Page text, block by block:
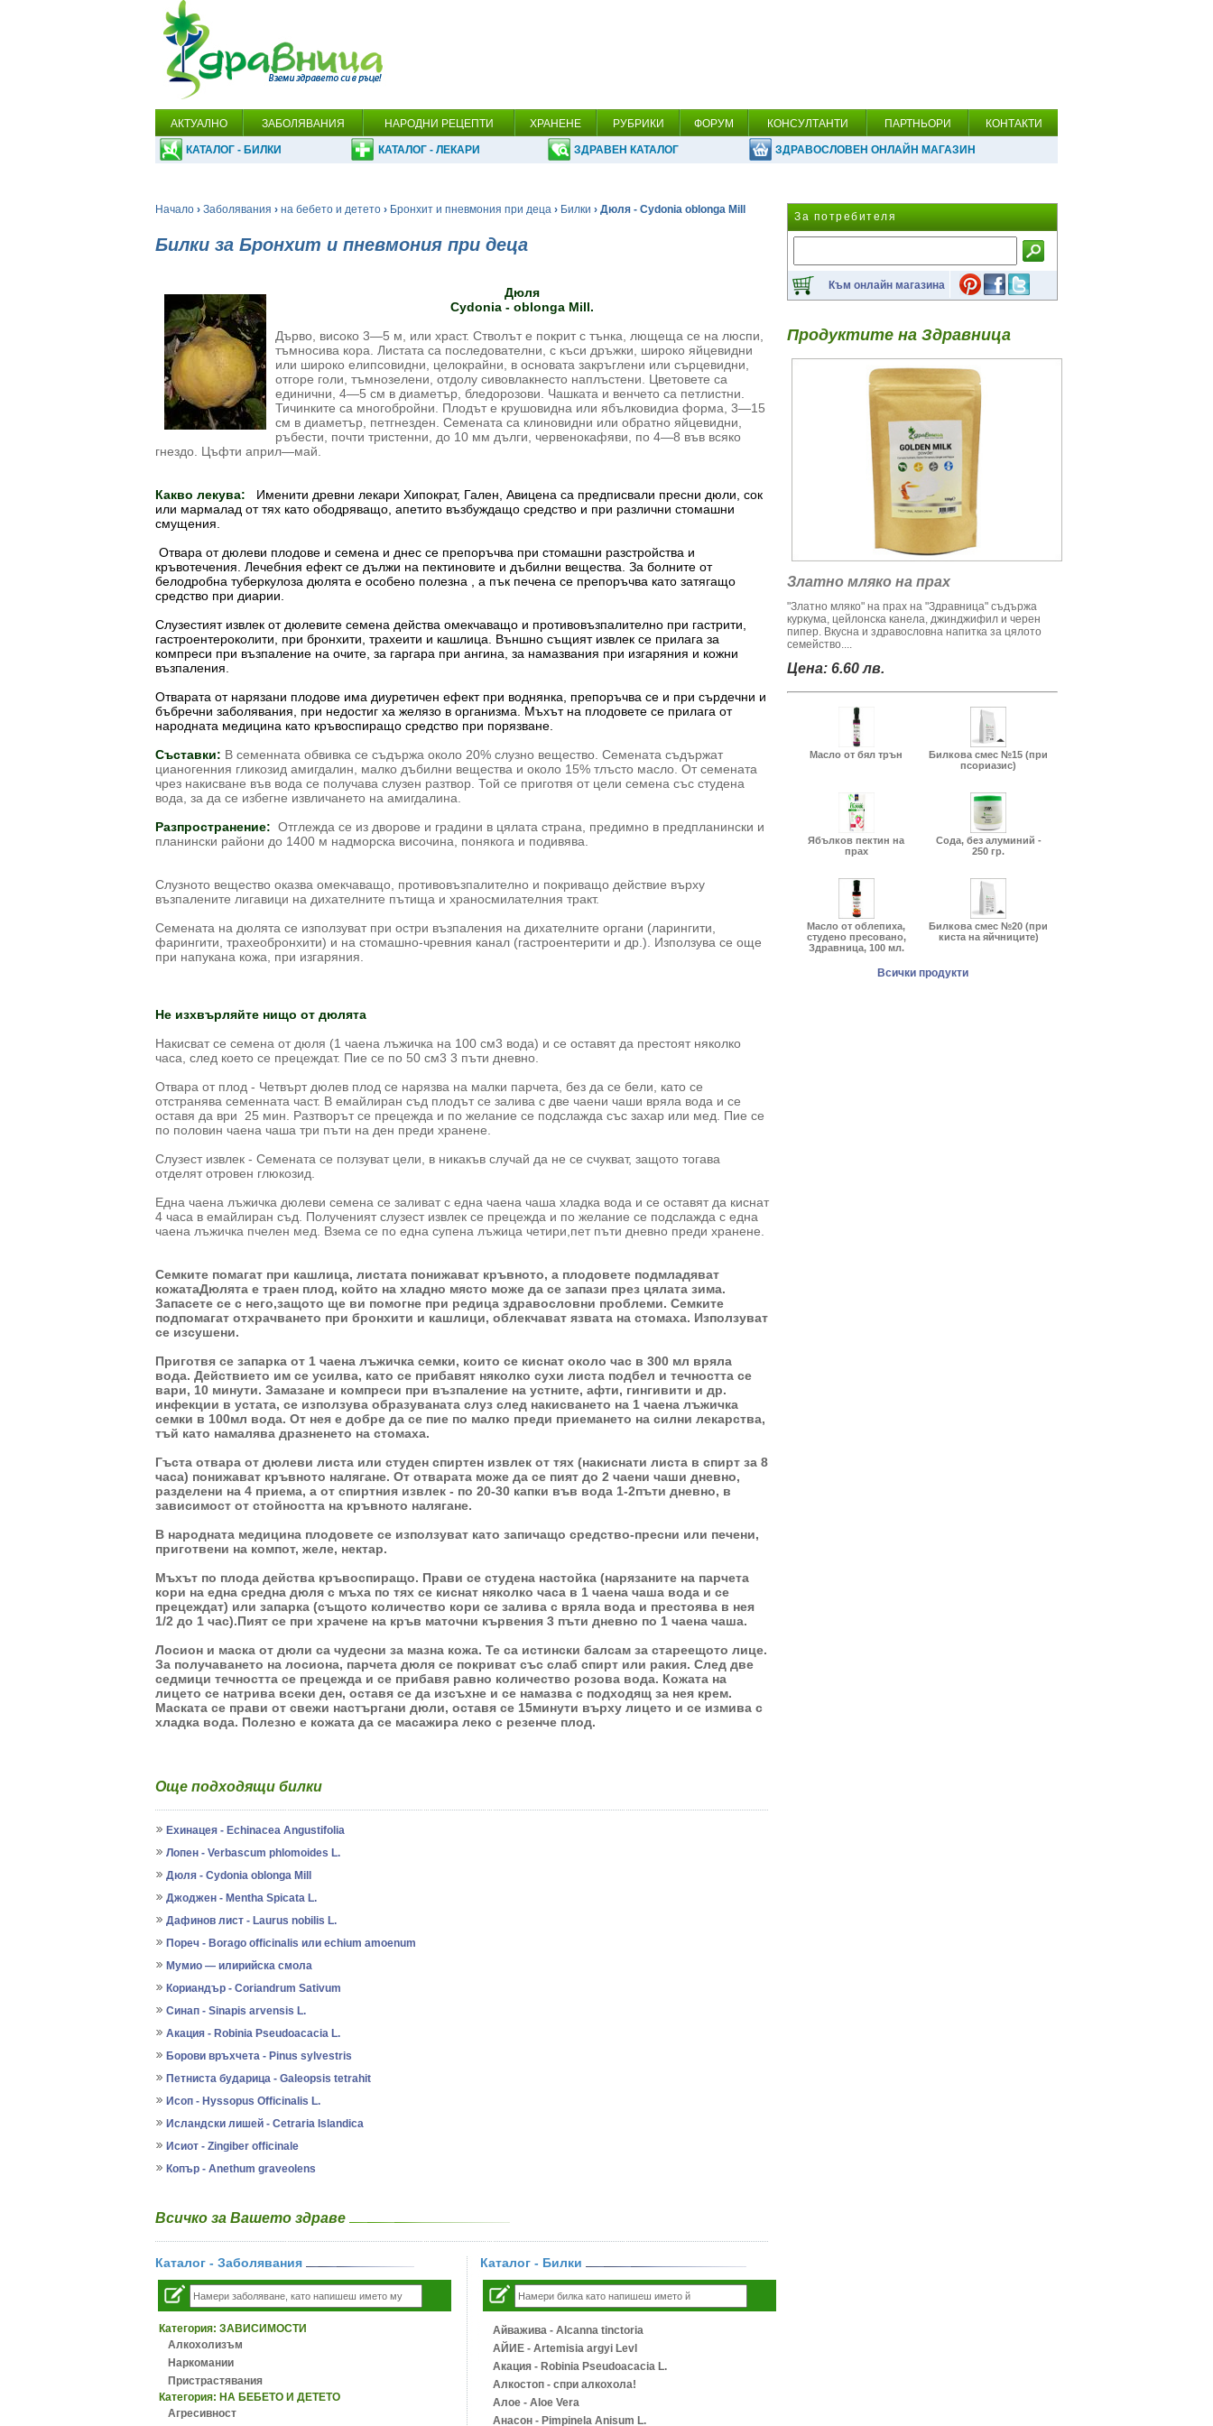
АКТУАЛНО ЗАБОЛЯВАНИЯ НАРОДНИ РЕЦЕПТИ ХРАНЕНЕ РУБРИКИ ФОРУМ КОНСУЛТАНТИ ПАРТНЬОРИ КОНТАКТИ
КАТАЛОГ - БИЛКИ КАТАЛОГ - ЛЕКАРИ ЗДРАВЕН КАТАЛОГ ЗДРАВОСЛОВЕН ОНЛАЙН МАГАЗИН
Начало › Заболявания › на бебето и детето › Бронхит и пневмония при деца › Билки › Дюля - Cydonia oblonga Mill
Билки за Бронхит и пневмония при деца
Дюля
Cydonia - oblonga Mill.
Дърво, високо 3—5 м, или храст. Стволът е покрит с тънка, лющеща се на люспи,
тъмносива кора. Листата са последователни, с къси дръжки, широко яйцевидни
или широко елипсо­видни, целокрайни, в основата закръглени или сърцевидни,
отгоре голи, тъмнозелени, отдолу сивовлакнесто наплъстени. Цветовете са
единични, 4—5 см в диаметър, бледорозови. Чашката и венчето са петлистни.
Тичинките са многобройни. Плодът е крушовидна или ябълковидиа форма, 3—15
см в диаметър, петгнезден. Семената са клиновидни или обратно яйцевидни,
ръбести, почти тристенни, до 10 мм дълги, червенокафяви, по 4—8 във всяко
гнездо. Цъфти април—май.
Какво лекува: Именити древни лекари Хипократ, Гален, Авицена са предписвали пресни дюли, сок
или мармалад от тях като ободряващо, апетито възбуждащо средство и при различни стомашни
смущения.
Отвара от дюлеви плодове и семена и днес се препоръчва при стомашни разстройства и
кръвотечения. Лечебния ефект се дължи на пектиновите и дъбилни вещества. За болните от
белодробна туберкулоза дюлята е особено полезна , а пък печена се препоръчва като затягащо
средство при диарии.
Слузестият извлек от дюлевите семена действа омекчаващо и противовъзпалително при гастрити,
гастроентероколити, при бронхити, трахеити и кашлица. Външно същият извлек се прилага за
компреси при възпаление на очите, за гаргара при ангина, за намазвания при изгаряния и кожни
възпаления.
Отварата от нарязани плодове има диуретичен ефект при воднянка, препоръчва се и при сърдечни и
бъбречни заболявания, при недостиг ха желязо в организма. Мъхът на плодовете се прилага от
народната медицина като кръвоспиращо средство при порязване.
Съставки: В семенната обвивка се съдържа около 20% слузно вещество. Семената съ­държат
цианогенния гликозид амигдалин, малко дъбилни вещества и около 15% тлъсто масло. От семената
чрез накисване във вода се получава слузен разтвор. Той се приготвя от цели семена със студена
вода, за да се избегне извличането на амигдалина.
Разпространение: Отглежда се из дворове и градини в цялата страна, предимно в предпланински и
планински райони до 1400 м надморска височина, понякога и подивява.
Слузното вещество оказва омекчаващо, противовъзпалително и по­криващо действие върху
възпалените лигавици на дихателните пътища и хранос­милателния тракт.
Семената на дюлята се използуват при остри възпаления на ди­хателните органи (ларингити,
фарингити, трахеобронхити) и на стомашно-чревния канал (гастроентерити и др.). Използува се още
при напукана кожа, при изгаряния.
Не изхвърляйте нищо от дюлята
Накисват се семена от дюля (1 чаена лъжичка на 100 см3 вода) и се оставят да престоят няколко
часа, след което се прецеждат. Пие се по 50 см3 3 пъти дневно.
Отвара от плод - Четвърт дюлев плод се нарязва на малки парчета, без да се бели, като се
отстранява семенната част. В емайлиран съд плодът се залива с две чаени чаши вряла вода и се
оставя да ври 25 мин. Разтворът се прецежда и по желание се подслажда със захар или мед. Пие се
по половин чаена чаша три пъти на ден преди хранене.
Слузест извлек - Семената се ползуват цели, в никакъв случай да не се счукват, защото тогава
отделят отровен глюкозид.
Една чаена лъжичка дюлеви семена се заливат с една чаена чаша хладка вода и се оставят да киснат
4 часа в емайлиран съд. Полученият слузест извлек се прецежда и по желание се подслажда с една
чаена лъжичка пчелен мед. Взема се по една супена лъжица четири,пет пъти дневно преди хранене.
Семките помагат при кашлица, листата понижават кръвното, а плодовете подмладяват
кожатаДюлята е траен плод, който на хладно място може да се запази през цялата зима.
Запасете се с него,защото ще ви помогне при редица здравословни проблеми. Семките
подпомагат отхрачването при бронхити и кашлици, облекчават язвата на стомаха. Използуват
се изсушени.
Приготвя се запарка от 1 чаена лъжичка семки, които се киснат около час в 300 мл вряла
вода. Действието им се усилва, като се прибавят няколко сухи листа подбел и течността се
вари, 10 минути. Замазане и компреси при възпаление на устните, афти, гингивити и др.
инфекции в устата, се използува образуваната слуз след накисването на 1 чаена лъжичка
семки в 100мл вода. От нея е добре да се пие по малко преди приемането на силни лекарства,
тъй като намалява дразненето на стомаха.
Гъста отвара от дюлеви листа или студен спиртен извлек от тях (накиснати листа в спирт за 8
часа) понижават кръвното налягане. От отварата може да се пият до 2 чаени чаши дневно,
разделени на 4 приема, а от спиртния извлек - по 20-30 капки във вода 1-2пъти дневно, в
зависимост от стойността на кръвното налягане.
В народната медицина плодовете се използуват като запичащо средство-пресни или печени,
приготвени на компот, желе, нектар.
Мъхът по плода действа кръвоспиращо. Прави се студена настойка (нарязаните на парчета
кори на една средна дюля с мъха по тях се киснат няколко часа в 1 чаена чаша вода и се
прецеждат) или запарка (същото количество кори се залива с вряла вода и престоява в нея
1/2 до 1 час).Пият се при храчене на кръв маточни кървения 3 пъти дневно по 1 чаена чаша.
Лосион и маска от дюли са чудесни за мазна кожа. Те са истински балсам за стареещото лице.
За получаването на лосиона, парчета дюля се покриват със слаб спирт или ракия. След две
седмици течността се прецежда и се прибавя равно количество розова вода. Кожата на
лицето се натрива всеки ден, оставя се да изсъхне и се намазва с подходящ за нея крем.
Маската се прави от свежи настъргани дюли, оставя се 15минути върху лицето и се измива с
хладка вода. Полезно е кожата да се масажира леко с резенче плод.
Още подходящи билки
Ехинацея - Echinacea Angustifolia
Лопен - Verbascum phlomoides L.
Дюля - Cydonia oblonga Mill
Джоджен - Mentha Spicata L.
Дафинов лист - Laurus nobilis L.
Пореч - Borago officinalis или echium amoenum
Мумио — илирийска смола
Кориандър - Coriandrum Sativum
Синап - Sinapis arvensis L.
Акация - Robinia Pseudoacacia L.
Борови връхчета - Pinus sylvestris
Петниста бударица - Galeopsis tetrahit
Исоп - Hyssopus Officinalis L.
Исландски лишей - Cetraria Islandica
Исиот - Zingiber officinale
Копър - Anethum graveolens
Всичко за Вашето здраве
Каталог - Заболявания
Категория: ЗАВИСИМОСТИ
Алкохолизъм
Наркомании
Пристрастявания
Категория: НА БЕБЕТО И ДЕТЕТО
Агресивност
Каталог - Билки
Айважива - Alcanna tinctoria
АЙИЕ - Artemisia argyi Levl
Акация - Robinia Pseudoacacia L.
Алкостоп - спри алкохола!
Алое - Aloe Vera
Анасон - Pimpinela Anisum L.
За потребителя
Към онлайн магазина
Продуктите на Здравница
Златно мляко на прах
"Златно мляко" на прах на "Здравница" съдържа
куркума, цейлонска канела, джинджифил и черен
пипер. Вкусна и здравословна напитка за цялото
семейство....
Цена: 6.60 лв.
Масло от бял трън
Билкова смес №15 (при
псориазис)
Ябълков пектин на
прах
Сода, без алуминий -
250 гр.
Масло от облепиха,
студено пресовано,
Здравница, 100 мл.
Билкова смес №20 (при
киста на яйчниците)
Всички продукти